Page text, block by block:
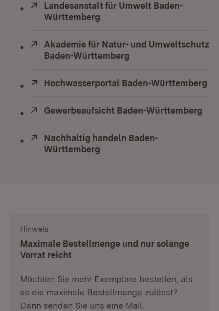
Extern:
Landesanstalt für Umwelt Baden-
Württemberg
Extern:
Akademie für Natur- und Umweltschutz
Baden-Württemberg
Extern:
Hochwasserportal Baden-Württemberg
Extern:
Gewerbeaufsicht Baden-Württemberg
Extern:
Nachhaltig handeln Baden-
Württemberg
Hinweis
Maximale Bestellmenge und nur solange
Vorrat reicht
Möchten Sie mehr Exemplare bestellen, als
es die maximale Bestellmenge zulässt?
Dann senden Sie uns eine Mail.